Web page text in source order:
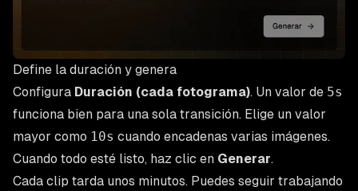
Define la duración y genera
Configura Duración (cada fotograma). Un valor de 5s
funciona bien para una sola transición. Elige un valor
mayor como 10s cuando encadenas varias imágenes.
Cuando todo esté listo, haz clic en Generar.
Cada clip tarda unos minutos. Puedes seguir trabajando